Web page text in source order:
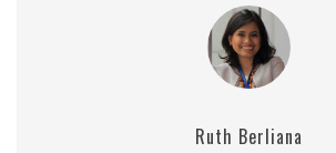
Ruth Berliana